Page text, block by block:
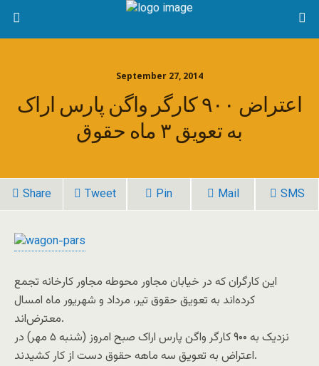
September 27, 2014
اعتراض ۹۰۰ کارگر واگن پارس اراک
به تعویق ۳ ماه حقوق
Share Tweet Pin Mail SMS
این کارگران که در خیابان مجاور محوطه مجاور کارخانه تجمع
کرده‌اند به تعویق حقوق تیر، مرداد و شهریور ماه امسال
معترض‌اند.
نزدیک به ۹۰۰ کارگر واگن پارس اراک صبح امروز (شنبه ۵ مهر) در
اعتراض به تعویق سه ماهه حقوق دست از کار کشیدند.